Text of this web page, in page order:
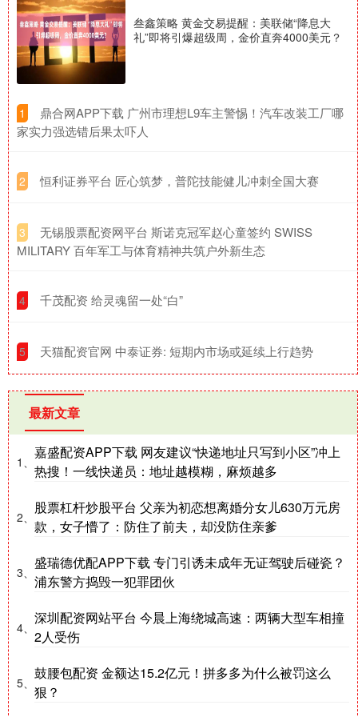
叁鑫策略 黄金交易提醒：美联储“降息大
礼”即将引爆超级周，金价直奔4000美元？
1
​鼎合网APP下载 广州市理想L9车主警惕！汽车改装工厂哪
家实力强选错后果太吓人
2 ​恒利证券平台 匠心筑梦，普陀技能健儿冲刺全国大赛
3
​无锡股票配资网平台 斯诺克冠军赵心童签约 SWISS
MILITARY 百年军工与体育精神共筑户外新生态
4 ​千茂配资 给灵魂留一处“白”
5 ​天猫配资官网 中泰证券: 短期内市场或延续上行趋势
最新文章
1、
嘉盛配资APP下载 网友建议“快递地址只写到小区”冲上
热搜！一线快递员：地址越模糊，麻烦越多
2、
股票杠杆炒股平台 父亲为初恋想离婚分女儿630万元房
款，女子懵了：防住了前夫，却没防住亲爹
3、
盛瑞德优配APP下载 专门引诱未成年无证驾驶后碰瓷？
浦东警方捣毁一犯罪团伙
4、
深圳配资网站平台 今晨上海绕城高速：两辆大型车相撞
2人受伤
5、
鼓腰包配资 金额达15.2亿元！拼多多为什么被罚这么
狠？